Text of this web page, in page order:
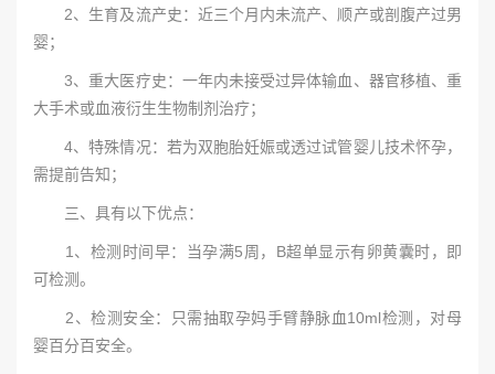
2、生育及流产史：近三个月内未流产、顺产或剖腹产过男
婴；
3、重大医疗史：一年内未接受过异体输血、器官移植、重
大手术或血液衍生生物制剂治疗；
4、特殊情况：若为双胞胎妊娠或透过试管婴儿技术怀孕，
需提前告知；
三、具有以下优点：
1、检测时间早：当孕满5周，B超单显示有卵黄囊时，即
可检测。
2、检测安全：只需抽取孕妈手臂静脉血10ml检测，对母
婴百分百安全。